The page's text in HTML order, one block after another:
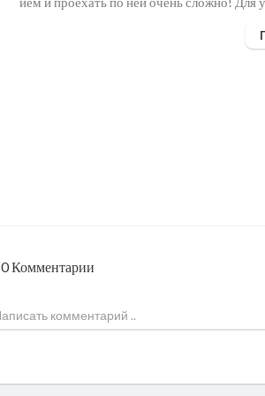
0 Комментарии